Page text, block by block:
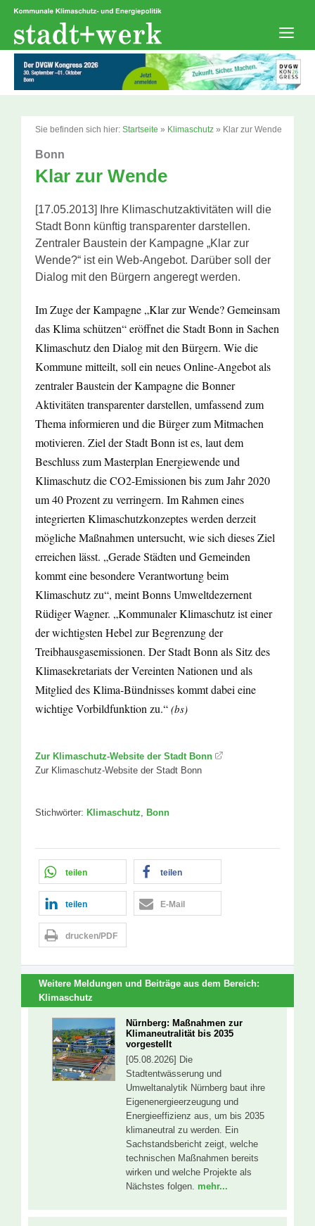
Zum
springen
Sie befinden sich hier: Startseite » Klimaschutz » Klar zur Wende
Bonn
Klar zur Wende
[17.05.2013] Ihre Klimaschutzaktivitäten will die
Stadt Bonn künftig transparenter darstellen.
Zentraler Baustein der Kampagne „Klar zur
Wende?“ ist ein Web-Angebot. Darüber soll der
Dialog mit den Bürgern angeregt werden.
Im Zuge der Kampagne „Klar zur Wende? Gemeinsam
das Klima schützen“ eröffnet die Stadt Bonn in Sachen
Klimaschutz den Dialog mit den Bürgern. Wie die
Kommune mitteilt, soll ein neues Online-Angebot als
zentraler Baustein der Kampagne die Bonner
Aktivitäten transparenter darstellen, umfassend zum
Thema informieren und die Bürger zum Mitmachen
motivieren. Ziel der Stadt Bonn ist es, laut dem
Beschluss zum Masterplan Energiewende und
Klimaschutz die CO2-Emissionen bis zum Jahr 2020
um 40 Prozent zu verringern. Im Rahmen eines
integrierten Klimaschutzkonzeptes werden derzeit
mögliche Maßnahmen untersucht, wie sich dieses Ziel
erreichen lässt. „Gerade Städten und Gemeinden
kommt eine besondere Verantwortung beim
Klimaschutz zu“, meint Bonns Umweltdezernent
Rüdiger Wagner. „Kommunaler Klimaschutz ist einer
der wichtigsten Hebel zur Begrenzung der
Treibhausgasemissionen. Der Stadt Bonn als Sitz des
Klimasekretariats der Vereinten Nationen und als
Mitglied des Klima-Bündnisses kommt dabei eine
wichtige Vorbildfunktion zu.“ (bs)
Zur Klimaschutz-Website der Stadt Bonn
Zur Klimaschutz-Website der Stadt Bonn
Stichwörter: Klimaschutz, Bonn
teilen teilen
teilen E-Mail
drucken/PDF
Weitere Meldungen und Beiträge aus dem Bereich:
Klimaschutz
Nürnberg: Maßnahmen zur
Klimaneutralität bis 2035
vorgestellt
[05.08.2026] Die
Stadtentwässerung und
Umweltanalytik Nürnberg baut ihre
Eigenenergieerzeugung und
Energieeffizienz aus, um bis 2035
klimaneutral zu werden. Ein
Sachstandsbericht zeigt, welche
technischen Maßnahmen bereits
wirken und welche Projekte als
Nächstes folgen. mehr...